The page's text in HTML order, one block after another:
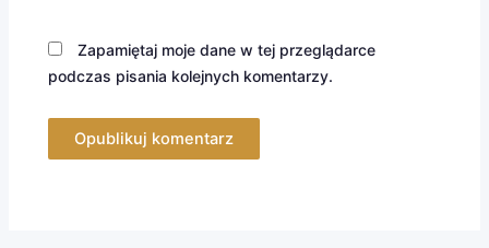
Zapamiętaj moje dane w tej przeglądarce
podczas pisania kolejnych komentarzy.